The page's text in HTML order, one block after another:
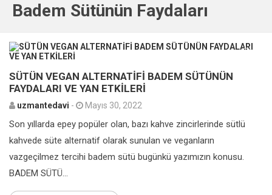
Badem Sütünün Faydaları
0
SÜTÜN VEGAN ALTERNATİFİ BADEM SÜTÜNÜN
FAYDALARI VE YAN ETKİLERİ
uzmantedavi - Mayıs 30, 2022
Son yıllarda epey popüler olan, bazı kahve zincirlerinde sütlü
kahvede süte alternatif olarak sunulan ve veganların
vazgeçilmez tercihi badem sütü bugünkü yazımızın konusu.
BADEM SÜTÜ...